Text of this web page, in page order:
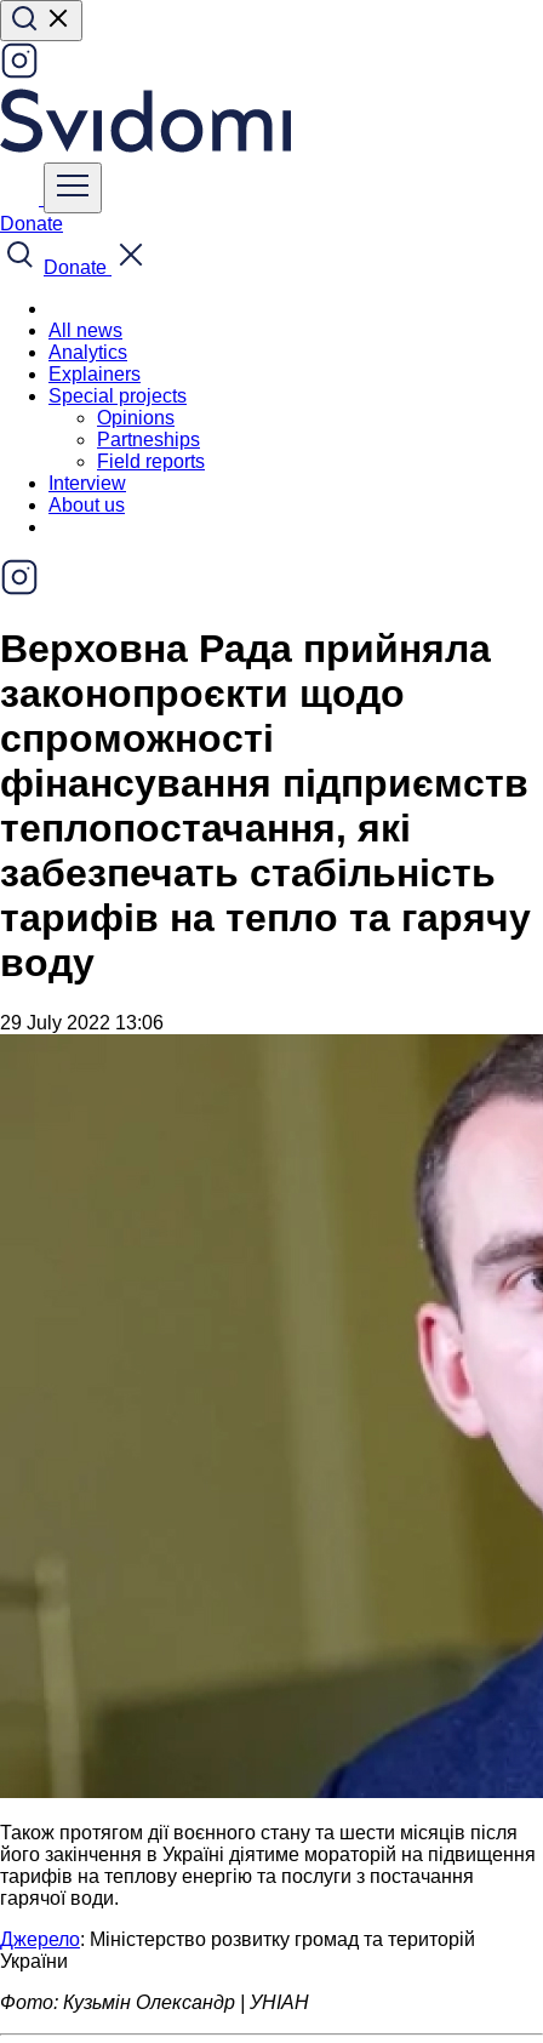
Donate
Donate
All news
Analytics
Explainers
Special projects
Opinions
Partneships
Field reports
Interview
About us
Верховна Рада прийняла
законопроєкти щодо
спроможності
фінансування підприємств
теплопостачання, які
забезпечать стабільність
тарифів на тепло та гарячу
воду
29 July 2022 13:06
Також протягом дії воєнного стану та шести місяців після
його закінчення в Україні діятиме мораторій на підвищення
тарифів на теплову енергію та послуги з постачання
гарячої води.
Джерело: Міністерство розвитку громад та територій
України
Фото: Кузьмін Олександр | УНІАН